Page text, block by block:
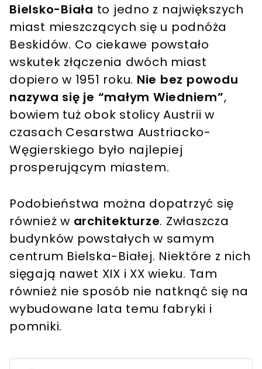
Bielsko-Biała to jedno z największych
miast mieszczących się u podnóża
Beskidów. Co ciekawe powstało
wskutek złączenia dwóch miast
dopiero w 1951 roku. Nie bez powodu
nazywa się je “małym Wiedniem”,
bowiem tuż obok stolicy Austrii w
czasach Cesarstwa Austriacko-
Węgierskiego było najlepiej
prosperującym miastem.
Podobieństwa można dopatrzyć się
również w architekturze. Zwłaszcza
budynków powstałych w samym
centrum Bielska-Białej. Niektóre z nich
sięgają nawet XIX i XX wieku. Tam
również nie sposób nie natknąć się na
wybudowane lata temu fabryki i
pomniki.